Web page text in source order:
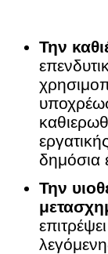
Την
δημόσια
Την